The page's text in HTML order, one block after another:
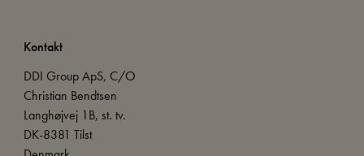
Kontakt
DDI Group ApS, C/O
Christian Bendtsen
Langhøjvej 1B, st. tv.
DK-8381 Tilst